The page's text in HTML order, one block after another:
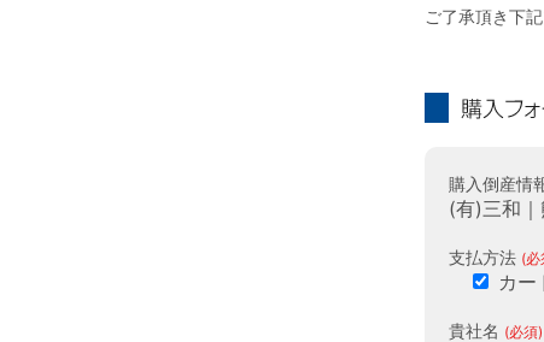
ご了承頂き下
購入倒産情
(有)三和
支払方法 (必
カー
貴社名 (必須)